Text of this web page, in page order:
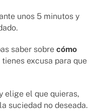
unos 5 minutos y
saber sobre cómo
tienes excusa para que
elige el que quieras,
suciedad no deseada.